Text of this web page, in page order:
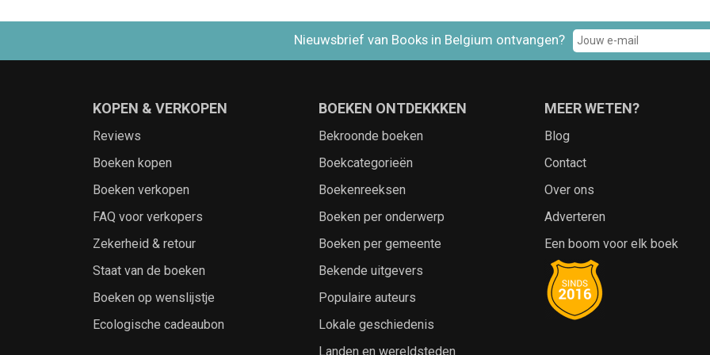
Nieuwsbrief van Books in Belgium ontvangen?
KOPEN & VERKOPEN
Reviews
Boeken kopen
Boeken verkopen
FAQ voor verkopers
Zekerheid & retour
Staat van de boeken
Boeken op wenslijstje
Ecologische cadeaubon
BOEKEN ONTDEKKKEN
Bekroonde boeken
Boekcategorieën
Boekenreeksen
Boeken per onderwerp
Boeken per gemeente
Bekende uitgevers
Populaire auteurs
Lokale geschiedenis
Landen en wereldsteden
MEER WETEN?
Blog
Contact
Over ons
Adverteren
Een boom voor elk boek